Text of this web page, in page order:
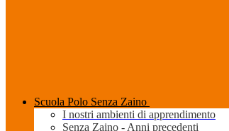
Scuola Polo Senza Zaino
I nostri ambienti di apprendimento
Senza Zaino - Anni precedenti